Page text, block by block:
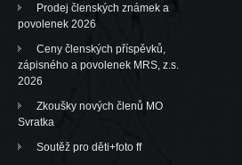
Prodej členských známek a
povolenek 2026
Ceny členských příspěvků,
zápisného a povolenek MRS, z.s.
2026
Zkoušky nových členů MO
Svratka
Soutěž pro děti+foto ff